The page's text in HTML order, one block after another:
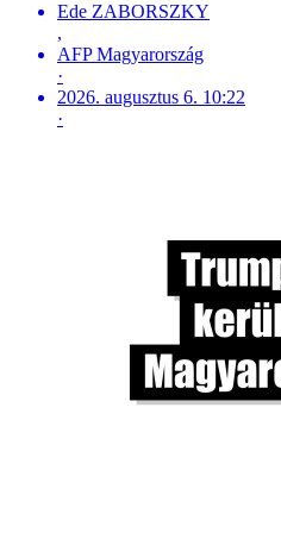
Ede ZABORSZKY
,
AFP Magyarország
·
2026. augusztus 6. 10:22
·